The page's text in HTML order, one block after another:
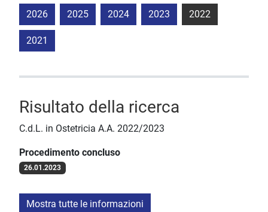
2026 2025 2024 2023 2022
2021
Risultato della ricerca
C.d.L. in Ostetricia A.A. 2022/2023
Procedimento concluso
26.01.2023
Mostra tutte le informazioni